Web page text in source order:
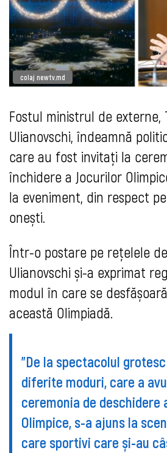
colaj newtv.md
Fostul ministrul de externe,
Ulianovschi, îndeamnă
care au fost invitați la
închidere a Jocurilor
la eveniment, din respect
onești.
Într-o postare pe rețelele
Ulianovschi și-a exprimat
modul în care se
această Olimpiadă.
”De la spectacolul
diferite moduri, care a
ceremonia de deschidere
Olimpice, s-a ajuns la
care sportivi care și-au